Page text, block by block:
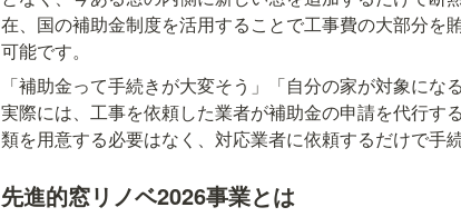
在、国の補助金制度を活用することで工事費の大部分を
可能です。
「補助金って手続きが大変そう」「自分の家が対象に
実際には、工事を依頼した業者が補助金の申請を代行す
類を用意する必要はなく、対応業者に依頼するだけで手
先進的窓リノベ2026事業とは